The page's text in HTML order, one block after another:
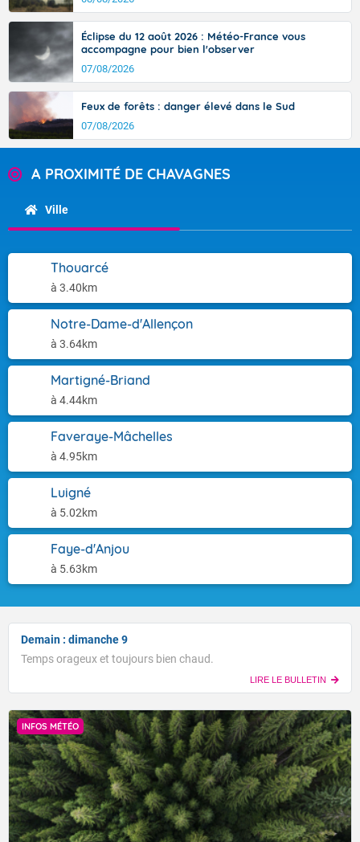
Éclipse du 12 août 2026 : Météo-France vous
accompagne pour bien l'observer
07/08/2026
Feux de forêts : danger élevé dans le Sud
07/08/2026
A PROXIMITÉ DE CHAVAGNES
Ville
Thouarcé
à 3.40km
Notre-Dame-d'Allençon
à 3.64km
Martigné-Briand
à 4.44km
Faveraye-Mâchelles
à 4.95km
Luigné
à 5.02km
Faye-d'Anjou
à 5.63km
Demain : dimanche 9
Temps orageux et toujours bien chaud.
LIRE LE BULLETIN
INFOS MÉTÉO